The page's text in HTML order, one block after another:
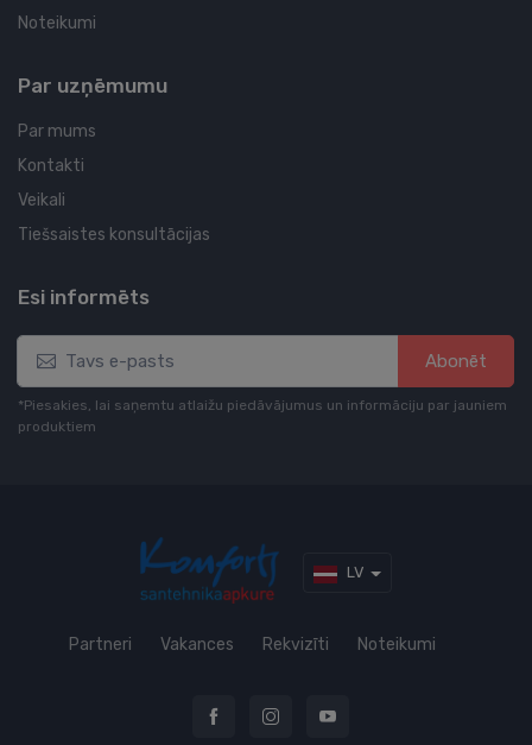
Noteikumi
Par uzņēmumu
Par mums
Kontakti
Veikali
Tiešsaistes konsultācijas
Esi informēts
Abonēt
*Piesakies, lai saņemtu atlaižu piedāvājumus un informāciju par jauniem
produktiem
LV
Partneri Vakances Rekvizīti Noteikumi